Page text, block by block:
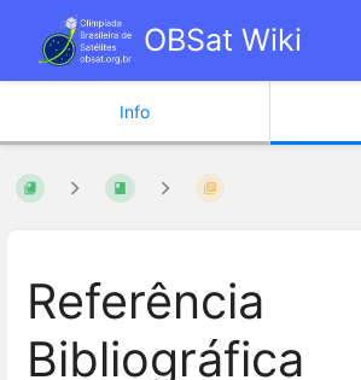
OBSat Wiki
Info
Referência
Bibliográfica